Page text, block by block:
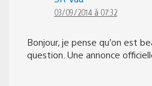
03/09/2014 à 07:32
Bonjour, je pense qu’on est
question. Une annonce